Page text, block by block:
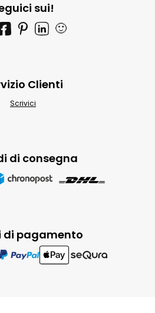
sui!
🙂
di pagamento
di consegna
Clienti
Scrivici